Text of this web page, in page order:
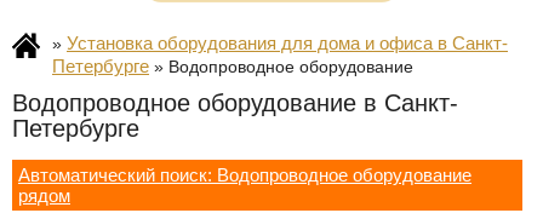
» Установка оборудования для дома и офиса в Санкт-
Петербурге » Водопроводное оборудование
Водопроводное оборудование в Санкт-
Петербурге
Автоматический поиск: Водопроводное оборудование
рядом